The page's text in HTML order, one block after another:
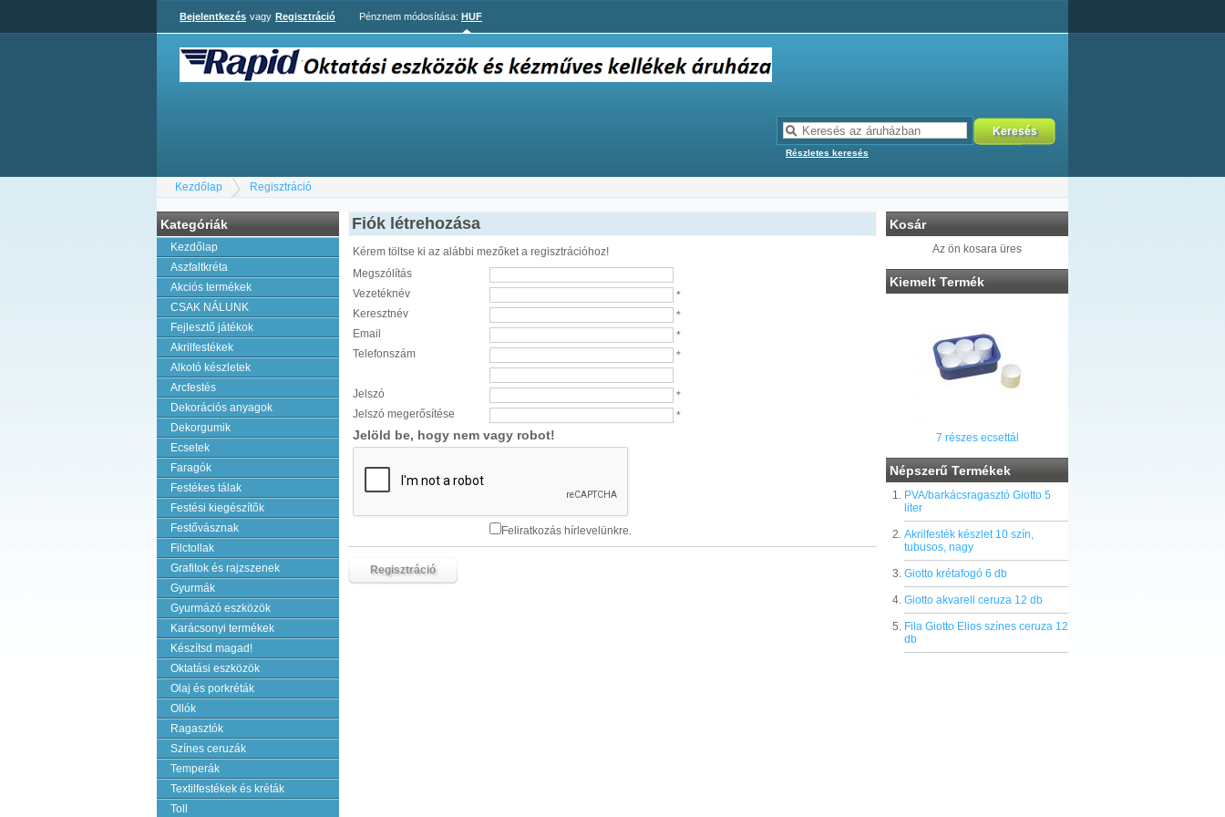
Bejelentkezés vagy Regisztráció Pénznem módosítása: HUF
Részletes keresés
Kezdőlap Regisztráció
Kategóriák
Kezdőlap
Aszfaltkréta
Akciós termékek
CSAK NÁLUNK
Fejlesztő játékok
Akrilfestékek
Alkotó készletek
Arcfestés
Dekorációs anyagok
Dekorgumik
Ecsetek
Faragók
Festékes tálak
Festési kiegészítõk
Festővásznak
Filctollak
Grafitok és rajzszenek
Gyurmák
Gyurmázó eszközök
Karácsonyi termékek
Készítsd magad!
Oktatási eszközök
Olaj és porkréták
Ollók
Ragasztók
Színes ceruzák
Temperák
Textilfestékek és kréták
Toll
Kosár
Az ön kosara üres
Kiemelt Termék
7 részes ecsettál
Népszerű Termékek
PVA/barkácsragasztó Giotto 5
liter
Akrilfesték készlet 10 szín,
tubusos, nagy
Giotto krétafogó 6 db
Giotto akvarell ceruza 12 db
Fila Giotto Elios színes ceruza 12
db
Fiók létrehozása
Kérem töltse ki az alábbi mezőket a regisztrációhoz!
Megszólítás
Vezetéknév
*
Keresztnév
*
Email
*
Telefonszám
*
Jelszó
*
Jelszó megerősítése
*
Jelöld be, hogy nem vagy robot!
Feliratkozás hírlevelünkre.